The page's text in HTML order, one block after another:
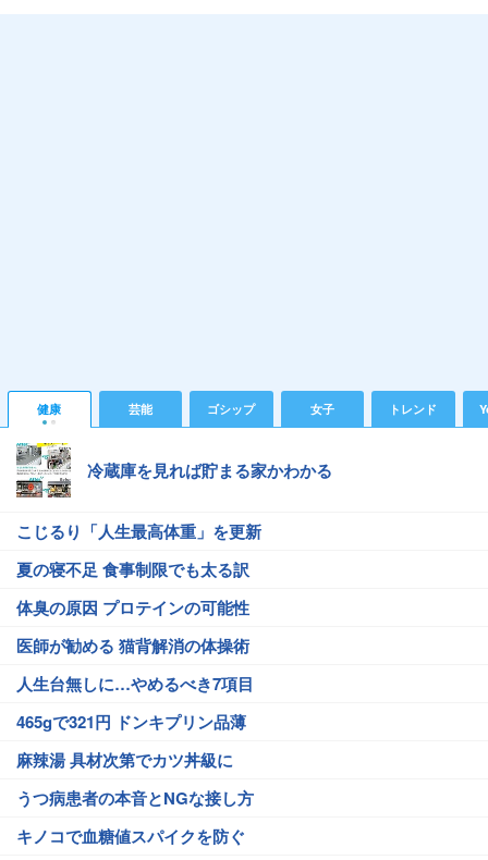
健康 芸能 ゴシップ 女子 トレンド
冷蔵庫を見れば貯まる家かわかる
こじるり「人生最高体重」を更新
夏の寝不足 食事制限でも太る訳
体臭の原因 プロテインの可能性
医師が勧める 猫背解消の体操術
人生台無しに…やめるべき7項目
465gで321円 ドンキプリン品薄
麻辣湯 具材次第でカツ丼級に
うつ病患者の本音とNGな接し方
キノコで血糖値スパイクを防ぐ